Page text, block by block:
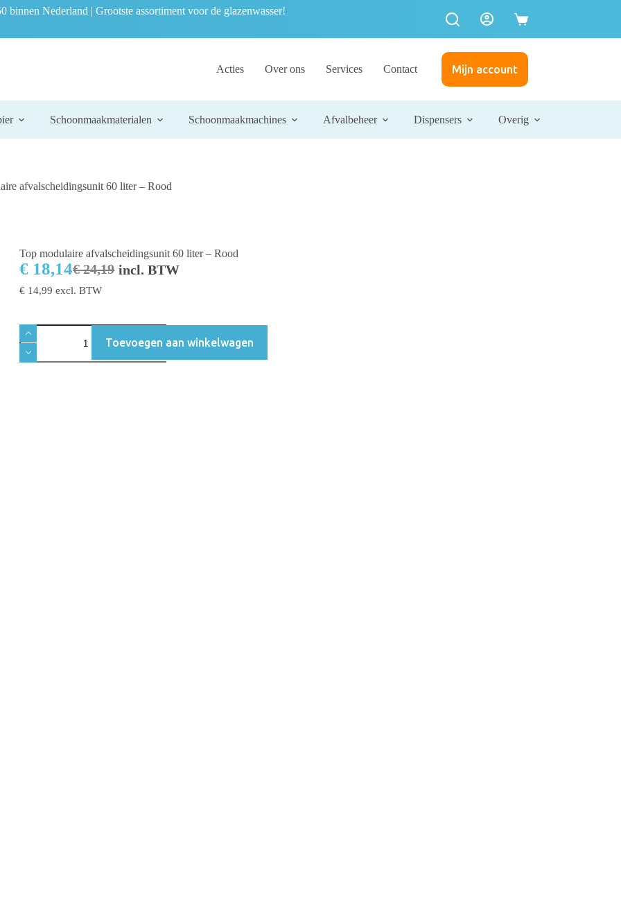
binnen Nederland | Grootste assortiment voor de glazenwasser!
Acties Over ons Services Contact Mijn account
Schoonmaakmaterialen Schoonmaakmachines Afvalbeheer Dispensers Overig
afvalscheidingsunit 60 liter – Rood
Top modulaire afvalscheidingsunit 60 liter – Rood
€24,19
€ 18,14 incl. BTW
€ 14,99 excl. BTW
Toevoegen aan winkelwagen